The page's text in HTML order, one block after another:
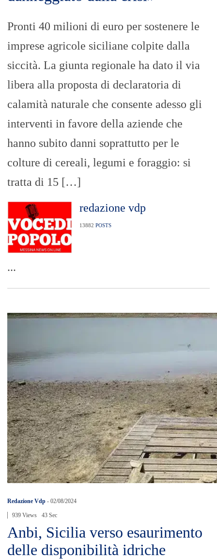
Pronti 40 milioni di euro per sostenere le
imprese agricole siciliane colpite dalla
siccità. La giunta regionale ha dato il via
libera alla proposta di declaratoria di
calamità naturale che consente adesso gli
interventi in favore della aziende che
hanno subito danni soprattutto per le
colture di cereali, legumi e foraggio: si
tratta di 15 […]
redazione vdp
13882 POSTS
...
Redazione Vdp - 02/08/2024
939 Views 43 Sec
Anbi, Sicilia verso esaurimento
delle disponibilità idriche